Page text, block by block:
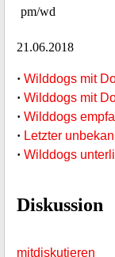
pm/wd
21.06.2018
· Wilddogs mit
· Wilddogs mit
· Wilddogs
· Letzter
· Wilddogs
Diskussion
mitdiskutieren